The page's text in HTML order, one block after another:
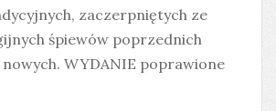
zaczerpniętych ze
śpiewów poprzednich
nowych. WYDANIE poprawione